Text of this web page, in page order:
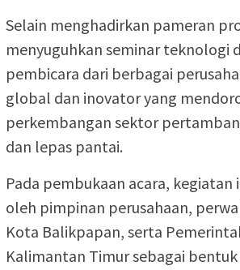
Selain menghadirkan pameran
menyuguhkan seminar teknologi
pembicara dari berbagai
global dan inovator yang
perkembangan sektor
dan lepas pantai.
Pada pembukaan acara,
oleh pimpinan perusahaan,
Kota Balikpapan, serta
Kalimantan Timur sebagai